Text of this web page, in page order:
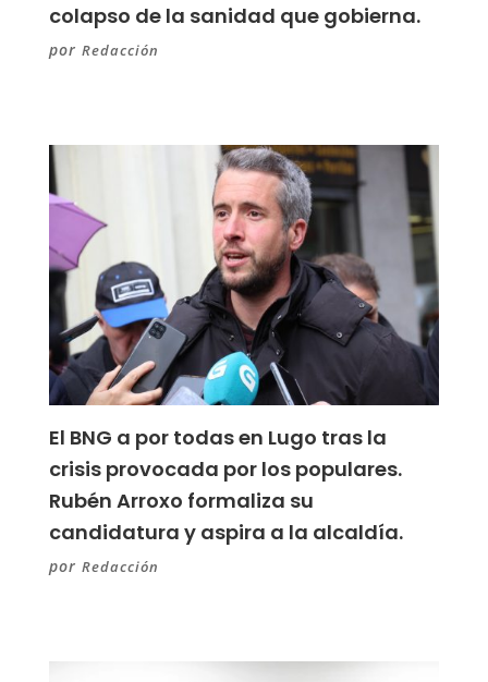
colapso de la sanidad que gobierna.
por Redacción
El BNG a por todas en Lugo tras la
crisis provocada por los populares.
Rubén Arroxo formaliza su
candidatura y aspira a la alcaldía.
por Redacción